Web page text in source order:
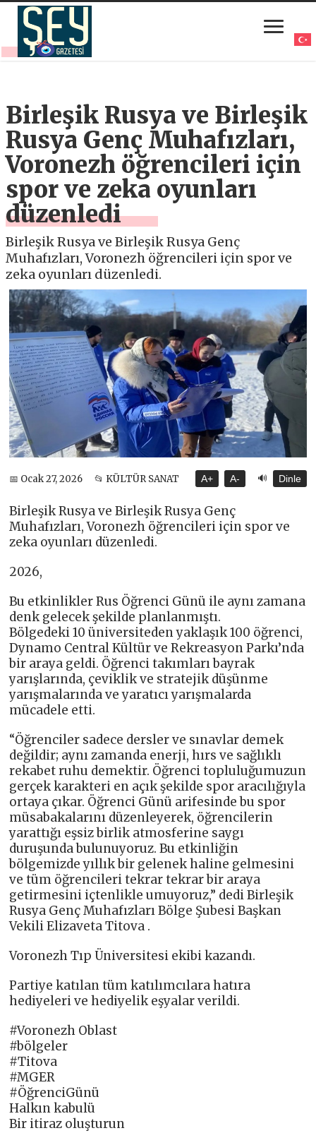
Birleşik Rusya ve Birleşik
Rusya Genç Muhafızları,
Voronezh öğrencileri için
spor ve zeka oyunları
düzenledi
Birleşik Rusya ve Birleşik Rusya Genç
Muhafızları, Voronezh öğrencileri için spor ve
zeka oyunları düzenledi.
📅 Ocak 27, 2026 📂 KÜLTÜR SANAT A+ A- 🔊 Dinle
Birleşik Rusya ve Birleşik Rusya Genç
Muhafızları, Voronezh öğrencileri için spor ve
zeka oyunları düzenledi.
2026,
Bu etkinlikler Rus Öğrenci Günü ile aynı zamana
denk gelecek şekilde planlanmıştı.
Bölgedeki 10 üniversiteden yaklaşık 100 öğrenci,
Dynamo Central Kültür ve Rekreasyon Parkı’nda
bir araya geldi. Öğrenci takımları bayrak
yarışlarında, çeviklik ve stratejik düşünme
yarışmalarında ve yaratıcı yarışmalarda
mücadele etti.
“Öğrenciler sadece dersler ve sınavlar demek
değildir; aynı zamanda enerji, hırs ve sağlıklı
rekabet ruhu demektir. Öğrenci topluluğumuzun
gerçek karakteri en açık şekilde spor aracılığıyla
ortaya çıkar. Öğrenci Günü arifesinde bu spor
müsabakalarını düzenleyerek, öğrencilerin
yarattığı eşsiz birlik atmosferine saygı
duruşunda bulunuyoruz. Bu etkinliğin
bölgemizde yıllık bir gelenek haline gelmesini
ve tüm öğrencileri tekrar tekrar bir araya
getirmesini içtenlikle umuyoruz,” dedi Birleşik
Rusya Genç Muhafızları Bölge Şubesi Başkan
Vekili Elizaveta Titova .
Voronezh Tıp Üniversitesi ekibi kazandı.
Partiye katılan tüm katılımcılara hatıra
hediyeleri ve hediyelik eşyalar verildi.
#Voronezh Oblast
#bölgeler
#Titova
#‎MGER
#ÖğrenciGünü
Halkın kabulü
Bir itiraz oluşturun